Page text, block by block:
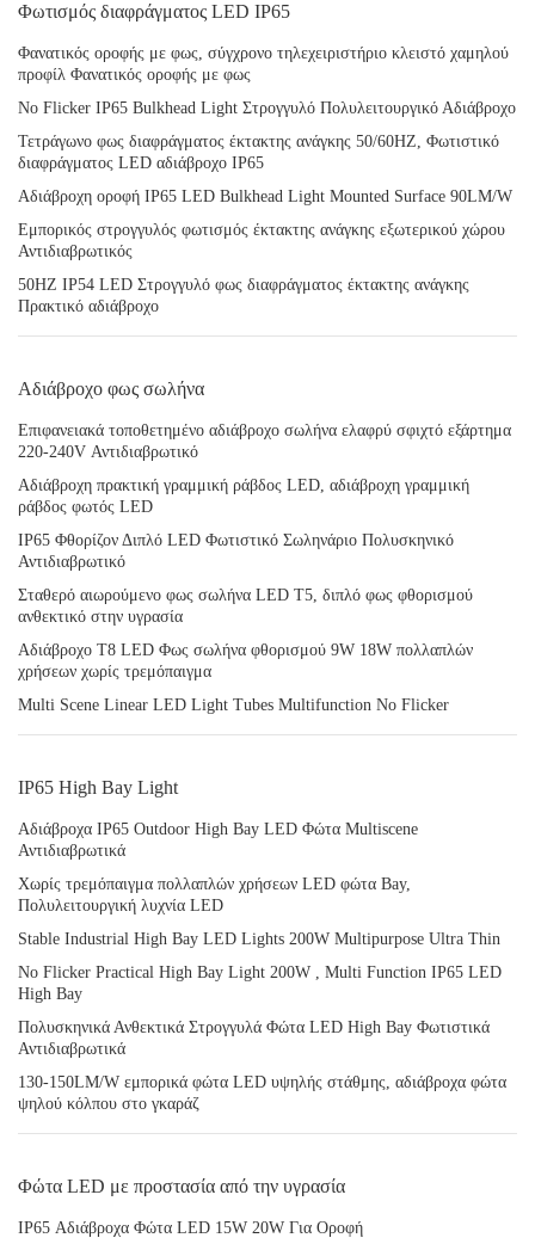
Φωτισμός διαφράγματος LED IP65
Φανατικός οροφής με φως, σύγχρονο τηλεχειριστήριο κλειστό χαμηλού
προφίλ Φανατικός οροφής με φως
No Flicker IP65 Bulkhead Light Στρογγυλό Πολυλειτουργικό Αδιάβροχο
Τετράγωνο φως διαφράγματος έκτακτης ανάγκης 50/60HZ, Φωτιστικό
διαφράγματος LED αδιάβροχο IP65
Αδιάβροχη οροφή IP65 LED Bulkhead Light Mounted Surface 90LM/W
Εμπορικός στρογγυλός φωτισμός έκτακτης ανάγκης εξωτερικού χώρου
Αντιδιαβρωτικός
50HZ IP54 LED Στρογγυλό φως διαφράγματος έκτακτης ανάγκης
Πρακτικό αδιάβροχο
Αδιάβροχο φως σωλήνα
Επιφανειακά τοποθετημένο αδιάβροχο σωλήνα ελαφρύ σφιχτό εξάρτημα
220-240V Αντιδιαβρωτικό
Αδιάβροχη πρακτική γραμμική ράβδος LED, αδιάβροχη γραμμική
ράβδος φωτός LED
IP65 Φθορίζον Διπλό LED Φωτιστικό Σωληνάριο Πολυσκηνικό
Αντιδιαβρωτικό
Σταθερό αιωρούμενο φως σωλήνα LED T5, διπλό φως φθορισμού
ανθεκτικό στην υγρασία
Αδιάβροχο T8 LED Φως σωλήνα φθορισμού 9W 18W πολλαπλών
χρήσεων χωρίς τρεμόπαιγμα
Multi Scene Linear LED Light Tubes Multifunction No Flicker
IP65 High Bay Light
Αδιάβροχα IP65 Outdoor High Bay LED Φώτα Multiscene
Αντιδιαβρωτικά
Χωρίς τρεμόπαιγμα πολλαπλών χρήσεων LED φώτα Bay,
Πολυλειτουργική λυχνία LED
Stable Industrial High Bay LED Lights 200W Multipurpose Ultra Thin
No Flicker Practical High Bay Light 200W , Multi Function IP65 LED
High Bay
Πολυσκηνικά Ανθεκτικά Στρογγυλά Φώτα LED High Bay Φωτιστικά
Αντιδιαβρωτικά
130-150LM/W εμπορικά φώτα LED υψηλής στάθμης, αδιάβροχα φώτα
ψηλού κόλπου στο γκαράζ
Φώτα LED με προστασία από την υγρασία
IP65 Αδιάβροχα Φώτα LED 15W 20W Για Οροφή